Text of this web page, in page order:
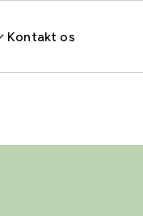
Kontakt os